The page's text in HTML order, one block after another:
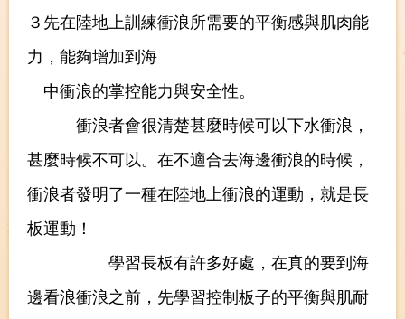
３先在陸地上訓練衝浪所需要的平衡感與肌肉能
力，能夠增加到海
中衝浪的掌控能力與安全性。
衝浪者會很清楚甚麼時候可以下水衝浪，
甚麼時候不可以。在不適合去海邊衝浪的時候，
衝浪者發明了一種在陸地上衝浪的運動，就是長
板運動！
學習長板有許多好處，在真的要到海
邊看浪衝浪之前，先學習控制板子的平衡與肌耐